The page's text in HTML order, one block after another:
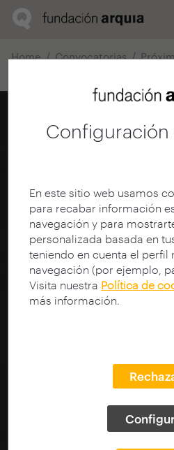
Configuración
En este sitio web usamos
para recabar información
navegación y para
personalizada basada en
teniendo en cuenta el perfil
navegación (por ejemplo,
Visita nuestra Política de
más información.
Home Convocatorias